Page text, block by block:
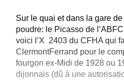
Sur le quai et dans la gare
poudre: le Picasso de
voici l’X 2403 du CFHA qui
ClermontFerrand pour le
fourgon ex-Midi de 1928 ou
dijonnais (dû à une